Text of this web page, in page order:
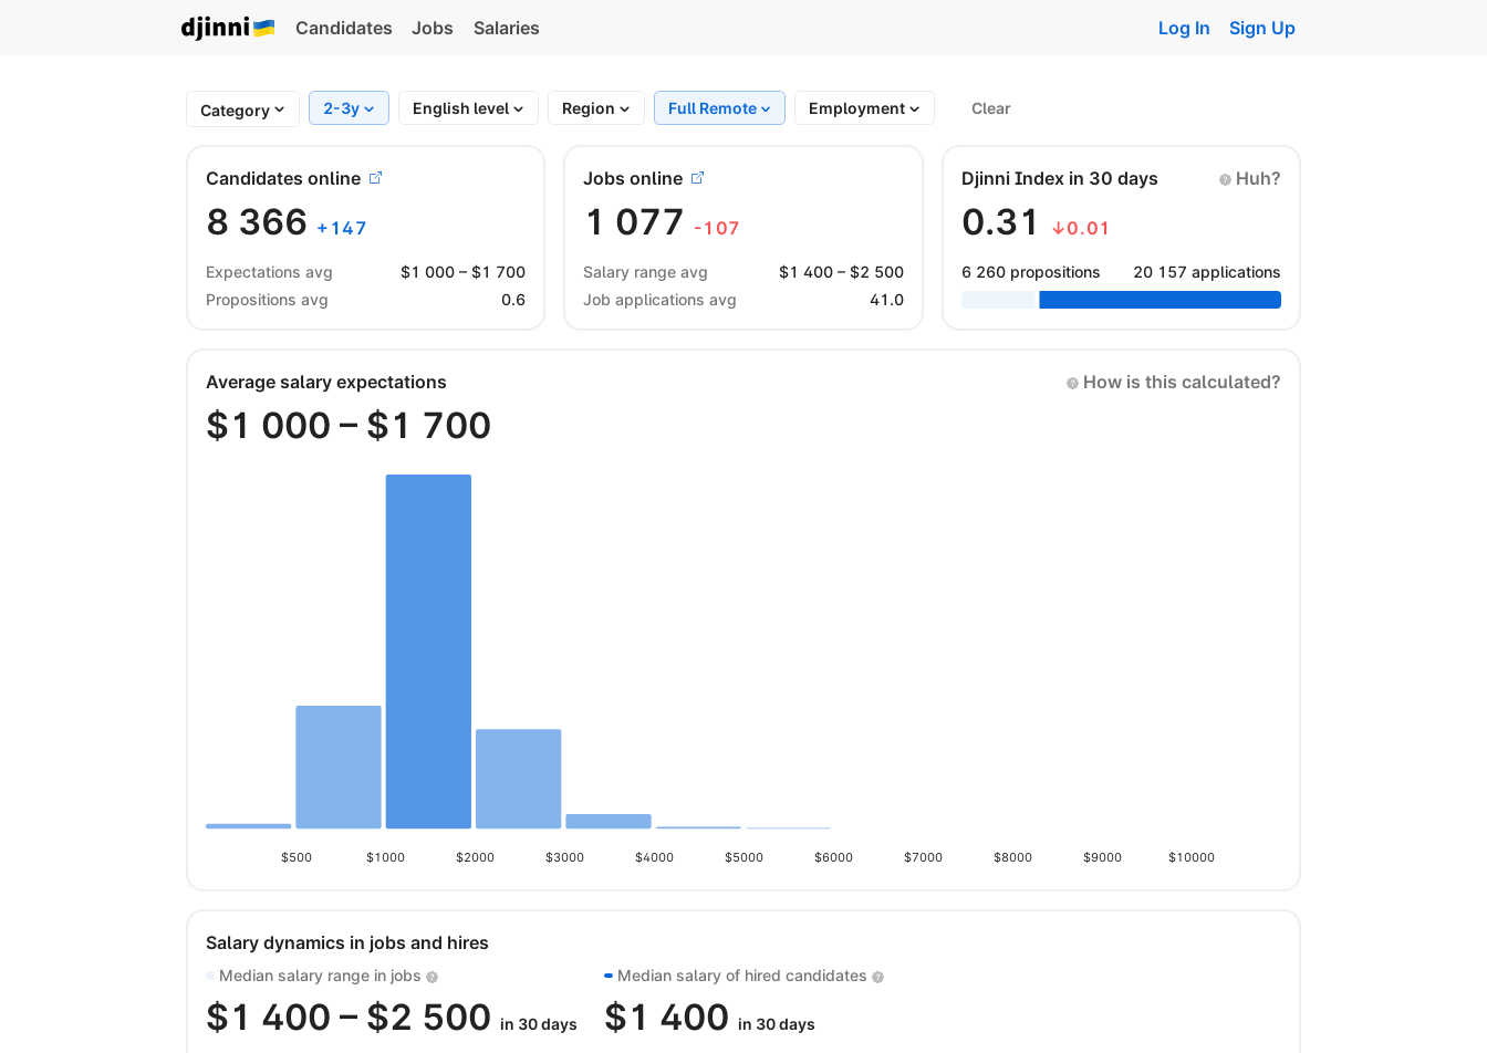
Candidates Jobs Salaries Log In Sign Up
Category 2-3y English level Region Full Remote Employment Clear
Candidates online
8 366 + 147
Expectations avg $1 000 – $1 700
Propositions avg
0.6
Jobs online
1 077 -107
Salary range avg $1 400– $2 500
Job applications avg
41.0
Djinni Index in 30 days Huh?
0.31 ↓0.01
6 260 propositions 20 157 applications
Average salary expectations How is this calculated?
$1 000 – $1 700
$500 $1000 $2000 $3000 $4000 $5000 $6000 $7000 $8000 $9000 $10000
Salary dynamics in jobs and hires
Median salary range in jobs
$1 400 – $2 500 in 30 days
Median salary of hired candidates
$1 400 in 30 days